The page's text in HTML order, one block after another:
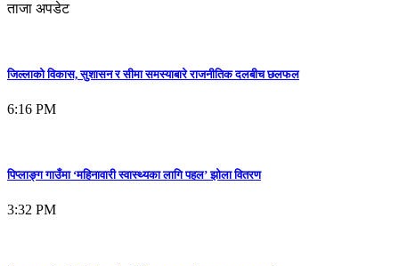
ताजा अपडेट
जिल्लाको विकास, सुशासन र सीमा समस्याबारे राजनीतिक दलबीच छलफल
6:16 PM
पिप्लाङ्ग गाउँमा ‘महिनावारी स्वास्थ्यका लागि पहल’ झोला वितरण
3:32 PM